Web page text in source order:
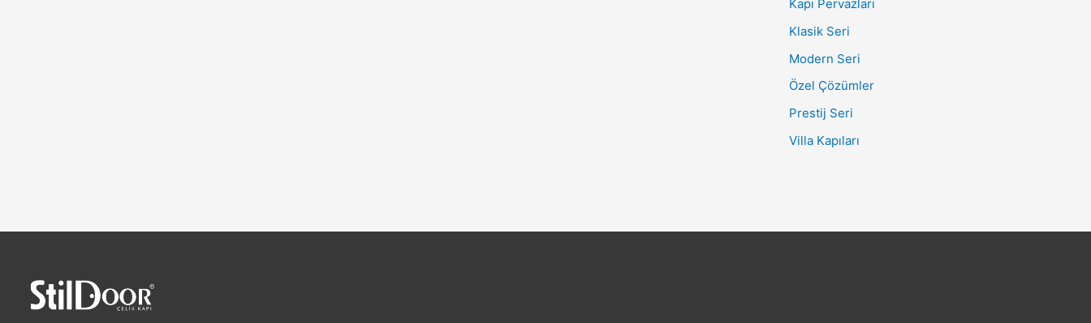
Kapı Pervazları
Klasik Seri
Modern Seri
Özel Çözümler
Prestij Seri
Villa Kapıları